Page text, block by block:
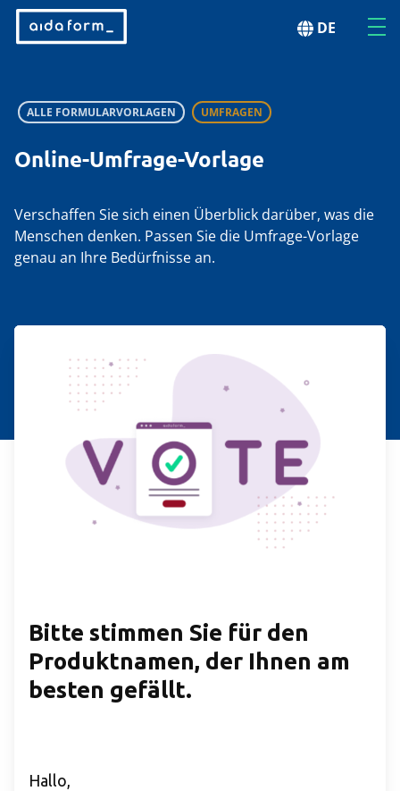
DE
ALLE FORMULARVORLAGEN UMFRAGEN
Online-Umfrage-Vorlage
Verschaffen Sie sich einen Überblick darüber, was die
Menschen denken. Passen Sie die Umfrage-Vorlage
genau an Ihre Bedürfnisse an.